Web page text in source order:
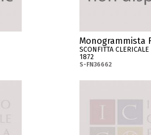
Monogrammista
SCONFITTA
1872
S-FN36662